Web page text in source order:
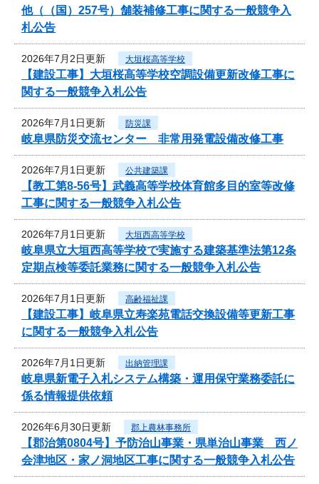
他（（国）257号）舗装補修工事に関する一般競争入
札公告
2026年7月2日更新 大垣桜高等学校
【建設工事】大垣桜高等学校空調設備更新改修工事に
関する一般競争入札公告
2026年7月1日更新 防災課
岐阜県防災交流センター 非常用発電設備改修工事
2026年7月1日更新 公共建築課
【教工第8-56号】武義高等学校体育館多目的室等改修
工事に関する一般競争入札公告
2026年7月1日更新 大垣西高等学校
岐阜県立大垣西高等学校で実施する建築基準法第12条
定期点検等委託業務に関する一般競争入札公告
2026年7月1日更新 高齢福祉課
【建設工事】岐阜県立寿楽苑電話交換設備等更新工事
に関する一般競争入札公告
2026年7月1日更新 出納管理課
岐阜県新電子入札システム構築・運用保守業務委託に
係る情報提供依頼
2026年6月30日更新 郡上農林事務所
【郡治第0804号】予防治山事業・県単治山事業 西ノ
会津地区・家ノ洞地区工事に関する一般競争入札公告